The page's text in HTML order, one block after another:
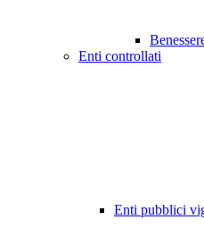
Enti controllati
Enti pubblici